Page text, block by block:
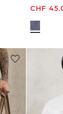
CHF